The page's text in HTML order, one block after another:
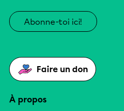
Abonne-toi ici!
Faire un don
À propos